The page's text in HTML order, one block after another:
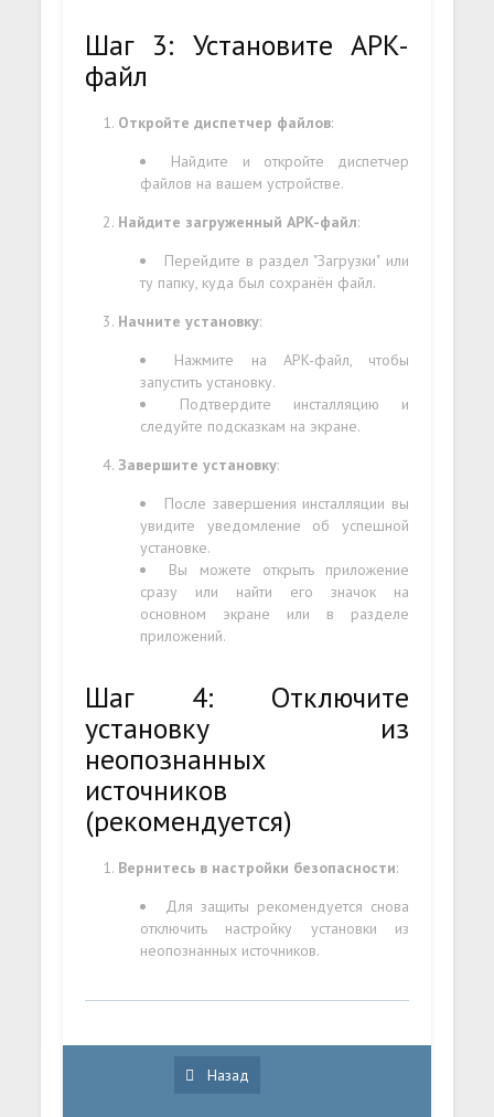
Шаг 3: Установите APK-
файл
Откройте диспетчер файлов:
Найдите и откройте диспетчер
файлов на вашем устройстве.
Найдите загруженный APK-файл:
Перейдите в раздел "Загрузки" или
ту папку, куда был сохранён файл.
Начните установку:
Нажмите на APK-файл, чтобы
запустить установку.
Подтвердите инсталляцию и
следуйте подсказкам на экране.
Завершите установку:
После завершения инсталляции вы
увидите уведомление об успешной
установке.
Вы можете открыть приложение
сразу или найти его значок на
основном экране или в разделе
приложений.
Шаг 4: Отключите
установку из
неопознанных
источников
(рекомендуется)
Вернитесь в настройки безопасности:
Для защиты рекомендуется снова
отключить настройку установки из
неопознанных источников.
Назад